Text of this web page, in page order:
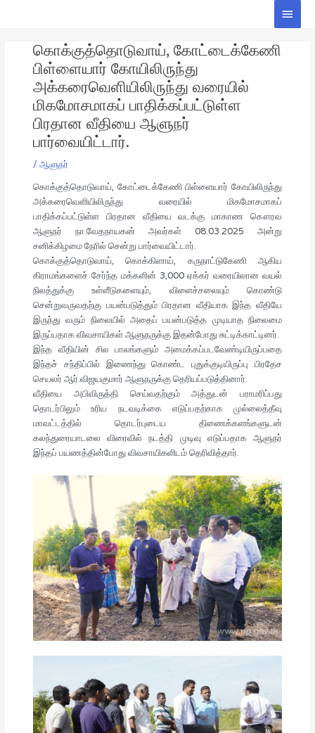
Main
கொக்குத்தொடுவாய், கோட்டைக்கேணி
பிள்ளையார் கோயிலிருந்து
அக்கரைவெளியிலிருந்து வரையில்
மிகமோசமாகப் பாதிக்கப்பட்டுள்ள
பிரதான வீதியை ஆளுநர்
பார்வையிட்டார்.
/ ஆளுநர்
கொக்குத்தொடுவாய், கோட்டைக்கேணி பிள்ளையார் கோயிலிருந்து
அக்கரைவெளியிலிருந்து வரையில் மிகமோசமாகப்
பாதிக்கப்பட்டுள்ள பிரதான வீதியை வடக்கு மாகாண கௌரவ
ஆளுநர் நா.வேதநாயகன் அவர்கள் 08.03.2025 அன்று
சனிக்கிழமை நேரில் சென்று பார்வையிட்டார்.
கொக்குத்தொடுவாய், கொக்கிளாய், கருநாட்டுகேணி ஆகிய
கிராமங்களைச் சேர்ந்த மக்களின் 3,000 ஏக்கர் வரையிலான வயல்
நிலத்துக்கு உள்ளீடுகளையும், விளைச்சலையும் கொண்டு
சென்றுவருவதற்கு பயன்படுத்தும் பிரதான வீதியாக இந்த வீதியே
இருந்து வரும் நிலையில் அதைப் பயன்படுத்த முடியாத நிலைமை
இருப்பதாக விவசாயிகள் ஆளுநருக்கு இதன்போது சுட்டிக்காட்டினர்.
இந்த வீதியின் சில பாலங்களும் அமைக்கப்படவேண்டியிருப்பதை
இந்தச் சந்திப்பில் இணைந்து கொண்ட புதுக்குடியிருப்பு பிரதேச
செயலர் ஆர்.விஜயகுமார் ஆளுநருக்கு தெரியப்படுத்தினார்.
வீதியை அபிவிருத்தி செய்வதற்கும் அத்துடன் பராமரிப்பது
தொடர்பிலும் உரிய நடவடிக்கை எடுப்பதற்காக முல்லைத்தீவு
மாவட்டத்தில் தொடர்புடைய திணைக்களங்களுடன்
கலந்துரையாடலை விரைவில் நடத்தி முடிவு எடுப்பதாக ஆளுநர்
இந்தப் பயணத்தின்போது விவசாயிகளிடம் தெரிவித்தார்.
navigation